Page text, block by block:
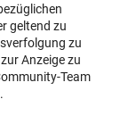
geltend zu
zu
Anzeige zu
Team